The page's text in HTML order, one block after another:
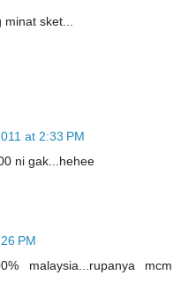
sket...
at 2:33 PM
ni gak...hehee
PM
malaysia...rupanya mcm